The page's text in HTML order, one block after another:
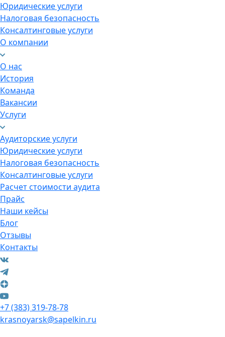
Юридические услуги
Налоговая безопасность
Консалтинговые услуги
О компании
О нас
История
Команда
Вакансии
Услуги
Аудиторские услуги
Юридические услуги
Налоговая безопасность
Консалтинговые услуги
Расчет стоимости аудита
Прайс
Наши кейсы
Блог
Отзывы
Контакты
+7 (383) 319-78-78
krasnoyarsk@sapelkin.ru